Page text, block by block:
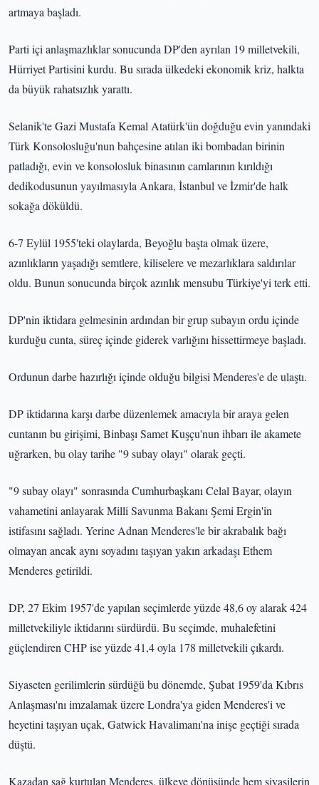
artmaya başladı.
Parti içi anlaşmazlıklar sonucunda DP'den ayrılan 19 milletvekili,
Hürriyet Partisini kurdu. Bu sırada ülkedeki ekonomik kriz, halkta
da büyük rahatsızlık yarattı.
Selanik'te Gazi Mustafa Kemal Atatürk'ün doğduğu evin yanındaki
Türk Konsolosluğu'nun bahçesine atılan iki bombadan birinin
patladığı, evin ve konsolosluk binasının camlarının kırıldığı
dedikodusunun yayılmasıyla Ankara, İstanbul ve İzmir'de halk
sokağa döküldü.
6-7 Eylül 1955'teki olaylarda, Beyoğlu başta olmak üzere,
azınlıkların yaşadığı semtlere, kiliselere ve mezarlıklara saldırılar
oldu. Bunun sonucunda birçok azınlık mensubu Türkiye'yi terk etti.
DP'nin iktidara gelmesinin ardından bir grup subayın ordu içinde
kurduğu cunta, süreç içinde giderek varlığını hissettirmeye başladı.
Ordunun darbe hazırlığı içinde olduğu bilgisi Menderes'e de ulaştı.
DP iktidarına karşı darbe düzenlemek amacıyla bir araya gelen
cuntanın bu girişimi, Binbaşı Samet Kuşçu'nun ihbarı ile akamete
uğrarken, bu olay tarihe "9 subay olayı" olarak geçti.
"9 subay olayı" sonrasında Cumhurbaşkanı Celal Bayar, olayın
vahametini anlayarak Milli Savunma Bakanı Şemi Ergin'in
istifasını sağladı. Yerine Adnan Menderes'le bir akrabalık bağı
olmayan ancak aynı soyadını taşıyan yakın arkadaşı Ethem
Menderes getirildi.
DP, 27 Ekim 1957'de yapılan seçimlerde yüzde 48,6 oy alarak 424
milletvekiliyle iktidarını sürdürdü. Bu seçimde, muhalefetini
güçlendiren CHP ise yüzde 41,4 oyla 178 milletvekili çıkardı.
Siyaseten gerilimlerin sürdüğü bu dönemde, Şubat 1959'da Kıbrıs
Anlaşması'nı imzalamak üzere Londra'ya giden Menderes'i ve
heyetini taşıyan uçak, Gatwick Havalimanı'na inişe geçtiği sırada
düştü.
Kazadan sağ kurtulan Menderes, ülkeye dönüşünde hem siyasilerin